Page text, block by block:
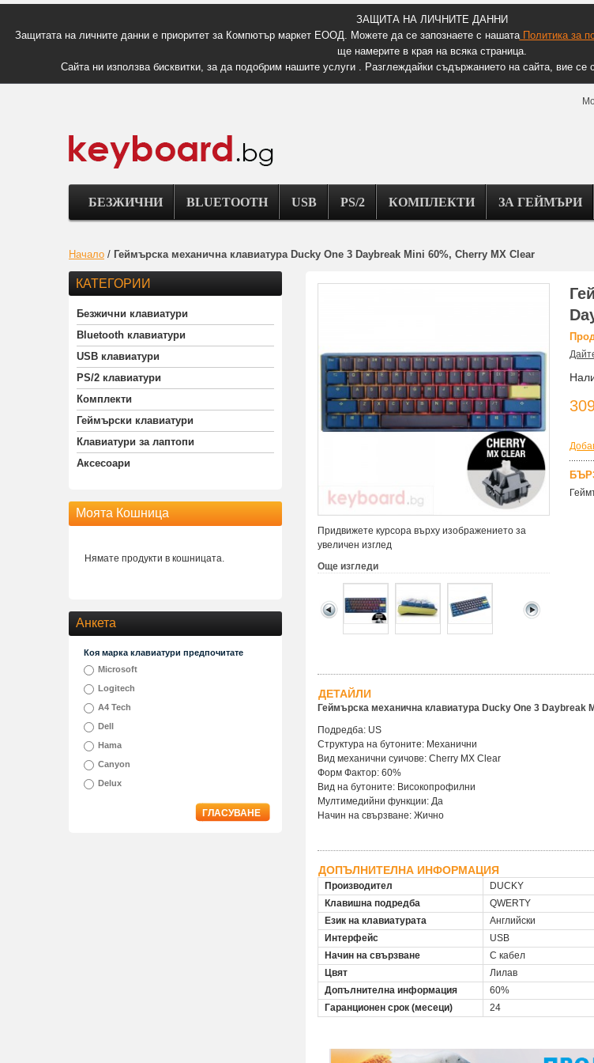
ЗАЩИТА НА ЛИЧНИТЕ ДАННИ
Защитата на личните данни е приоритет за Компютър маркет ЕООД. Можете да се запознаете с нашатаПолитика за
ще намерите в края на всяка страница.
Сайта ни използва бисквитки, за да подобрим нашите услуги . Разглеждайки съдържанието на сайта, вие се
БЕЗЖИЧНИ BLUETOOTH USB PS/2 КОМПЛЕКТИ ЗА ГЕЙМЪРИ
Начало / Геймърскa механична клавиатура Ducky One 3 Daybreak Mini 60%, Cherry MX Clear
Придвижете курсора върху изображението за
увеличен изглед
Още изгледи
ДЕТАЙЛИ
Геймърска механична клавиатура Ducky One 3 Daybreak
Подредба: US
Структура на бутоните: Механични
Вид механични суичове: Cherry MX Clear
Форм Фактор: 60%
Вид на бутоните: Високопрофилни
Мултимедийни функции: Да
Начин на свързване: Жично
ДОПЪЛНИТЕЛНА ИНФОРМАЦИЯ
Производител
DUCKY
Клавишна подредба
QWERTY
Език на клавиатурата
Английски
Интерфейс
USB
Начин на свързване
С кабел
Цвят
Лилав
Допълнителна информация
60%
Гаранционен срок (месеци)
24
КАТЕГОРИИ
Безжични клавиатури
Bluetooth клавиатури
USB клавиатури
PS/2 клавиатури
Комплекти
Геймърски клавиатури
Клавиатури за лаптопи
Аксесоари
Моята Кошница
Нямате продукти в кошницата.
Анкета
Коя марка клавиатури предпочитате
Microsoft
Logitech
A4 Tech
Dell
Hama
Canyon
Delux
ГЛАСУВАНЕ